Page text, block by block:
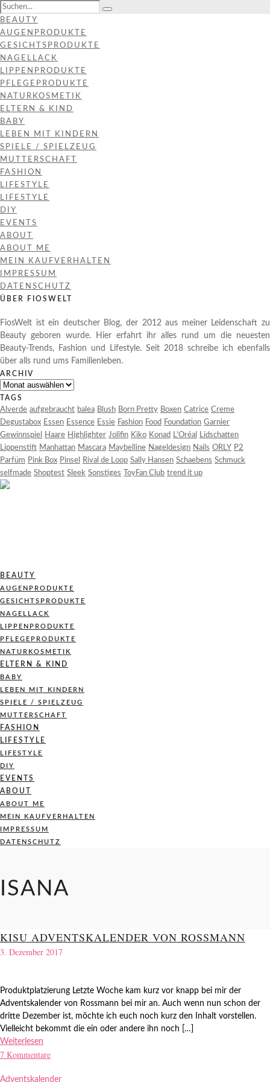
BEAUTY
AUGENPRODUKTE
GESICHTSPRODUKTE
NAGELLACK
LIPPENPRODUKTE
PFLEGEPRODUKTE
NATURKOSMETIK
ELTERN & KIND
BABY
LEBEN MIT KINDERN
SPIELE / SPIELZEUG
MUTTERSCHAFT
FASHION
LIFESTYLE
LIFESTYLE
DIY
EVENTS
ABOUT
ABOUT ME
MEIN KAUFVERHALTEN
IMPRESSUM
DATENSCHUTZ
ÜBER FIOSWELT
FiosWelt ist ein deutscher Blog, der 2012 aus meiner Leidenschaft zu
Beauty geboren wurde. Hier erfahrt ihr alles rund um die neuesten
Beauty-Trends, Fashion und Lifestyle. Seit 2018 schreibe ich ebenfalls
über alls rund ums Familienleben.
ARCHIV
Archiv
TAGS
Alverde aufgebraucht balea Blush Born Pretty Boxen Catrice Creme
Degustabox Essen Essence Essie Fashion Food Foundation Garnier
Gewinnspiel
Haare Highlighter Jolifin Kiko Konad L'Oréal
Lidschatten
Lippenstift Manhattan Mascara Maybelline Nageldesign Nails ORLY P2
Parfüm Pink Box Pinsel Rival de Loop Sally Hansen Schaebens Schmuck
selfmade Shoptest Sleek Sonstiges ToyFan Club trend it up
BEAUTY
AUGENPRODUKTE
GESICHTSPRODUKTE
NAGELLACK
LIPPENPRODUKTE
PFLEGEPRODUKTE
NATURKOSMETIK
ELTERN & KIND
BABY
LEBEN MIT KINDERN
SPIELE / SPIELZEUG
MUTTERSCHAFT
FASHION
LIFESTYLE
LIFESTYLE
DIY
EVENTS
ABOUT
ABOUT ME
MEIN KAUFVERHALTEN
IMPRESSUM
DATENSCHUTZ
ISANA
KISU ADVENTSKALENDER VON ROSSMANN
3. Dezember 2017
Produktplatzierung Letzte Woche kam kurz vor knapp bei mir der
Adventskalender von Rossmann bei mir an. Auch wenn nun schon der
dritte Dezember ist, möchte ich euch noch kurz den Inhalt vorstellen.
Vielleicht bekommt die ein oder andere ihn noch […]
Weiterlesen
7 Kommentare
Adventskalender